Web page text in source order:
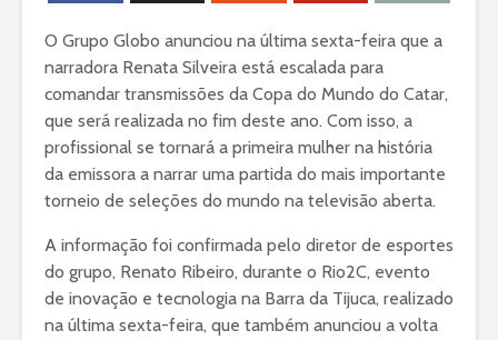
O Grupo Globo anunciou na última sexta-feira que a
narradora Renata Silveira está escalada para
comandar transmissões da Copa do Mundo do Catar,
que será realizada no fim deste ano. Com isso, a
profissional se tornará a primeira mulher na história
da emissora a narrar uma partida do mais importante
torneio de seleções do mundo na televisão aberta.
A informação foi confirmada pelo diretor de esportes
do grupo, Renato Ribeiro, durante o Rio2C, evento
de inovação e tecnologia na Barra da Tijuca, realizado
na última sexta-feira, que também anunciou a volta